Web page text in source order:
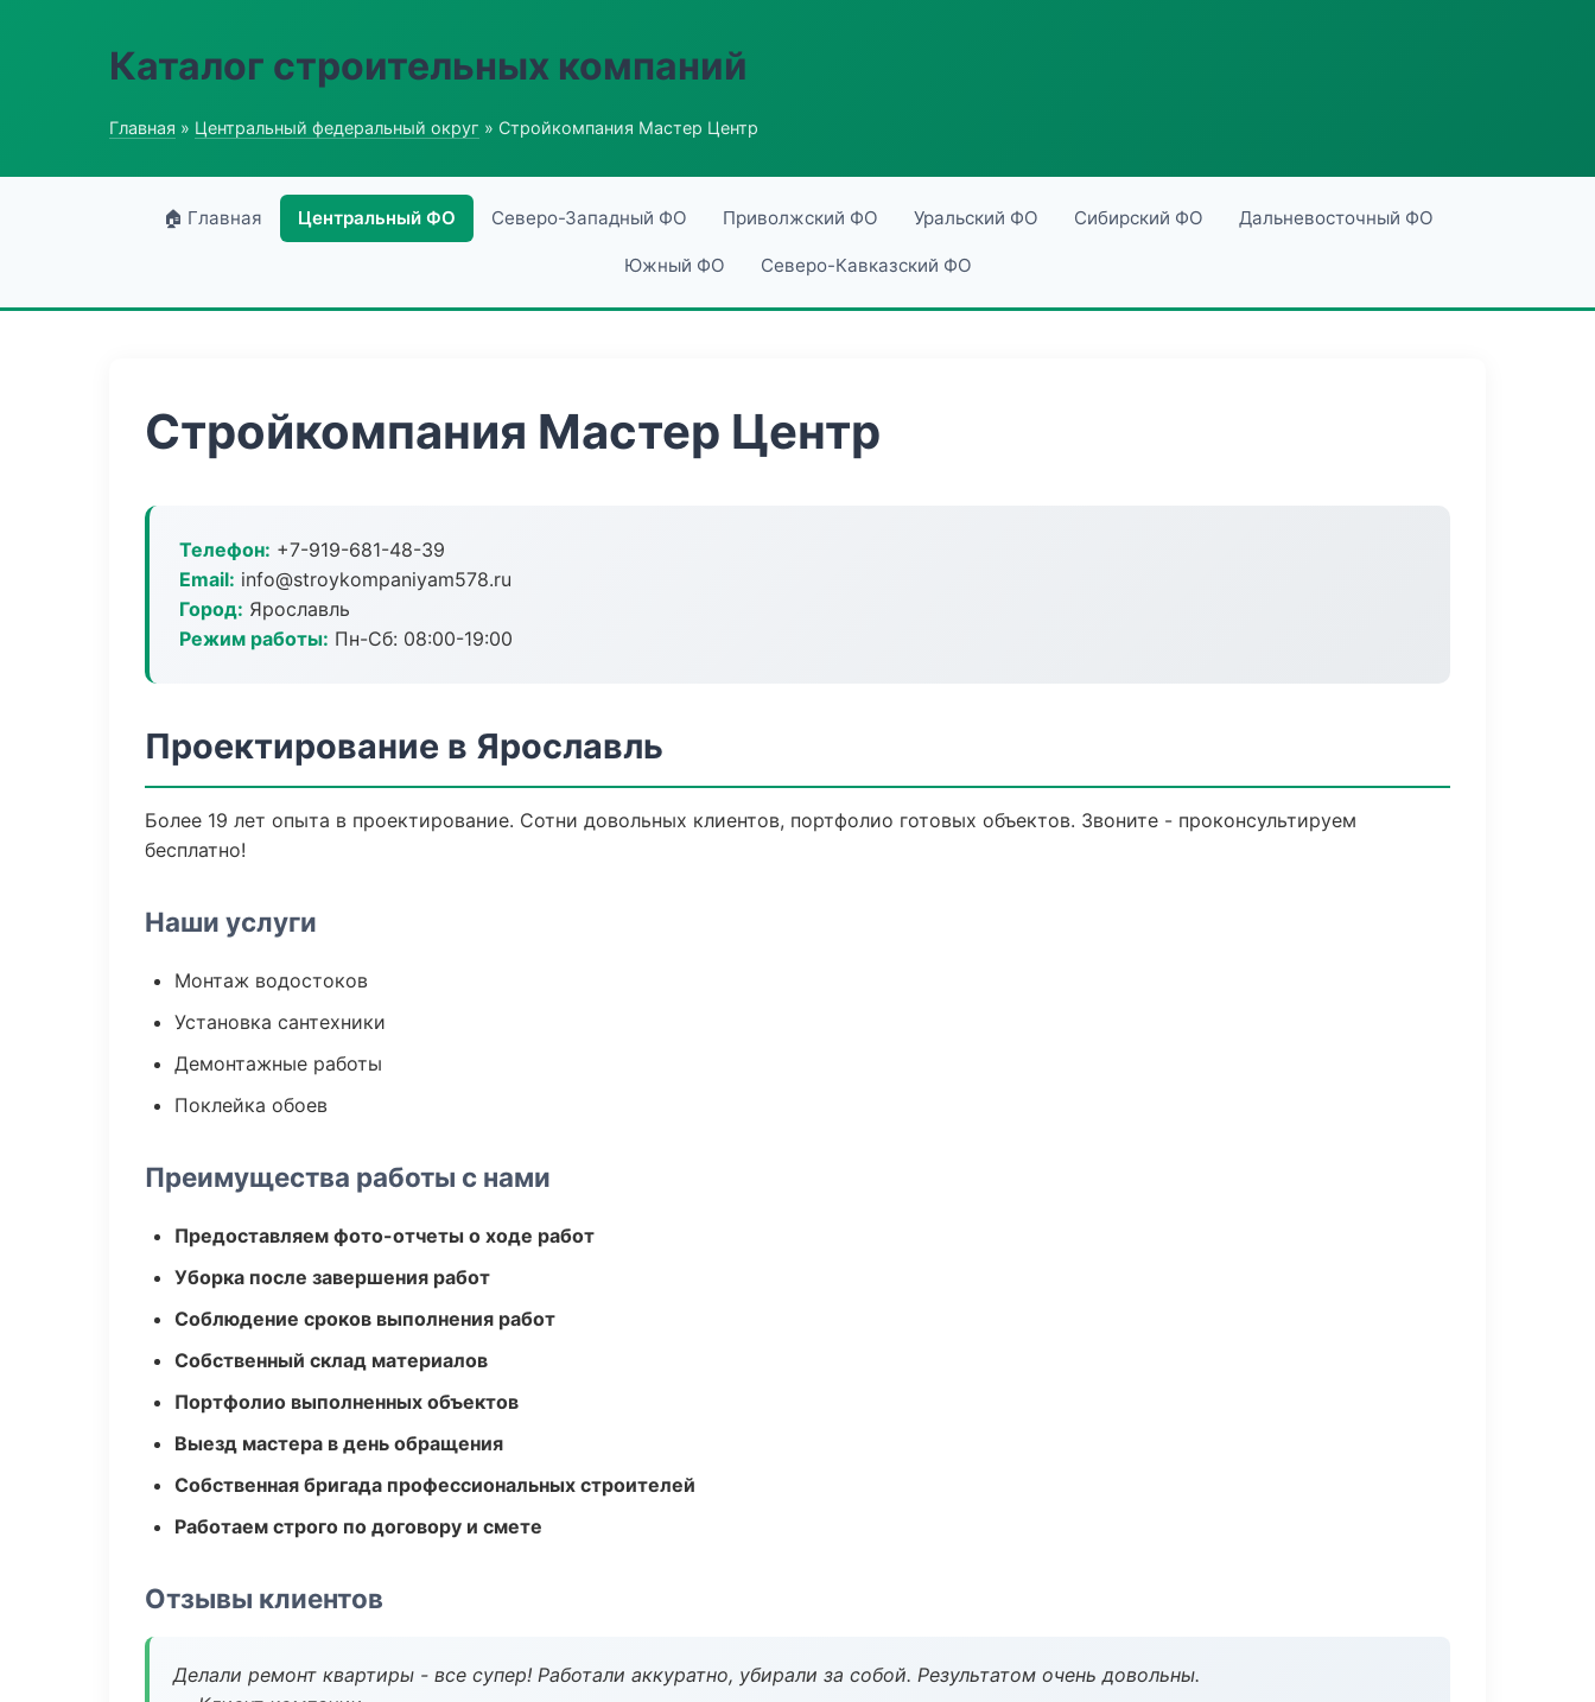
Каталог строительных компаний
Главная » Центральный федеральный округ » Стройкомпания Мастер Центр
🏠 Главная Центральный ФО Северо-Западный ФО Приволжский ФО Уральский ФО Сибирский ФО Дальневосточный ФО
Южный ФО Северо-Кавказский ФО
Стройкомпания Мастер Центр
Телефон: +7-919-681-48-39
Email: info@stroykompaniyam578.ru
Город: Ярославль
Режим работы: Пн-Сб: 08:00-19:00
Проектирование в Ярославль
Более 19 лет опыта в проектирование. Сотни довольных клиентов, портфолио готовых объектов. Звоните - проконсультируем
бесплатно!
Наши услуги
Монтаж водостоков
Установка сантехники
Демонтажные работы
Поклейка обоев
Преимущества работы с нами
Предоставляем фото-отчеты о ходе работ
Уборка после завершения работ
Соблюдение сроков выполнения работ
Собственный склад материалов
Портфолио выполненных объектов
Выезд мастера в день обращения
Собственная бригада профессиональных строителей
Работаем строго по договору и смете
Отзывы клиентов
Делали ремонт квартиры - все супер! Работали аккуратно, убирали за собой. Результатом очень довольны.